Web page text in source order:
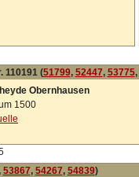
110191 (51799, 52447, 53775,
Obernhausen
1500
, 53867, 54267, 54839)